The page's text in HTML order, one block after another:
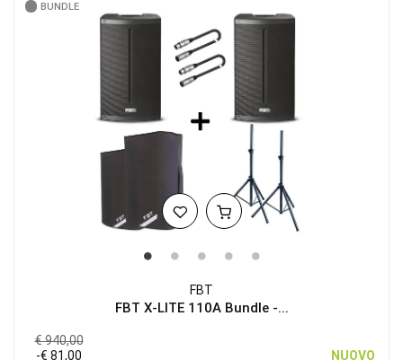
BUNDLE
FBT
FBT X-LITE 110A Bundle -...
€ 940,00
-€ 81,00
NUOVO